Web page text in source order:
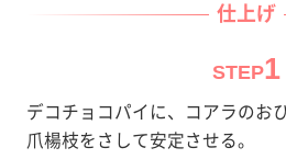
仕上げ
STEP1
デコチョコパイに、コアラのお
爪楊枝をさして安定させる。